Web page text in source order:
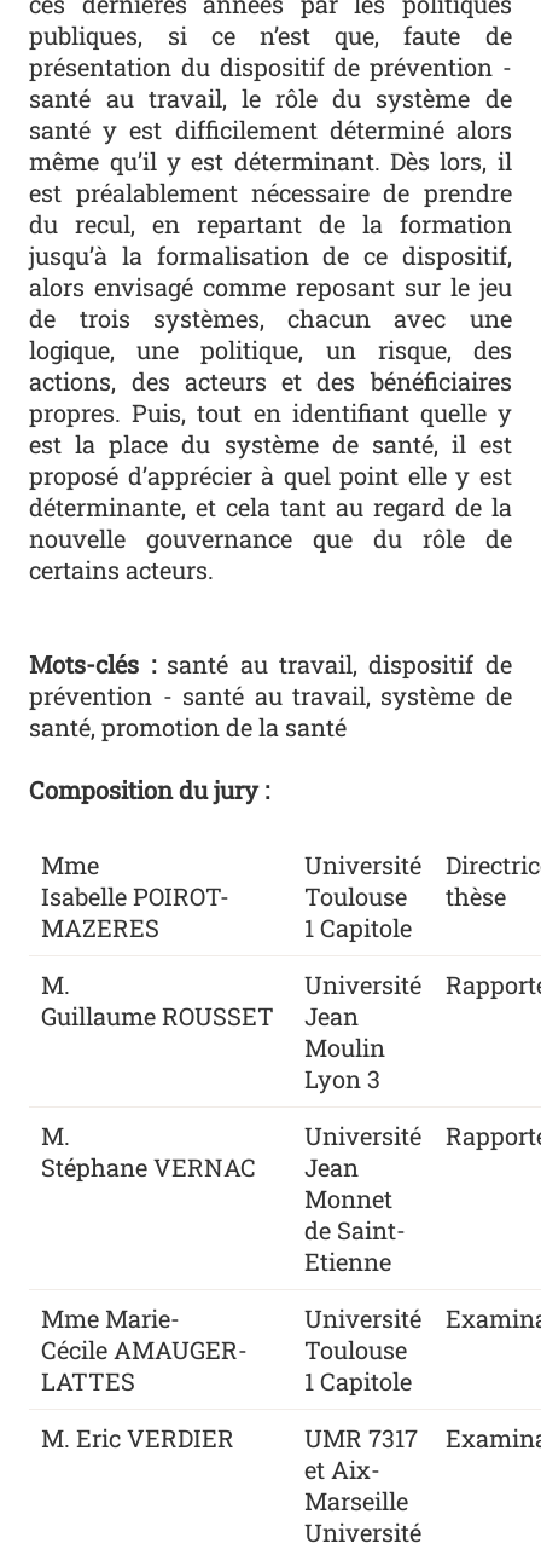
publiques, si ce n’est que, faute de
présentation du dispositif de prévention -
santé au travail, le rôle du système de
santé y est difficilement déterminé alors
même qu’il y est déterminant. Dès lors, il
est préalablement nécessaire de prendre
du recul, en repartant de la formation
jusqu’à la formalisation de ce dispositif,
alors envisagé comme reposant sur le jeu
de trois systèmes, chacun avec une
logique, une politique, un risque, des
actions, des acteurs et des bénéficiaires
propres. Puis, tout en identifiant quelle y
est la place du système de santé, il est
proposé d’apprécier à quel point elle y est
déterminante, et cela tant au regard de la
nouvelle gouvernance que du rôle de
certains acteurs.
Mots-clés : santé au travail, dispositif de
prévention - santé au travail, système de
santé, promotion de la santé
Composition du jury :
Mme
IsabellePOIROT-
MAZERES
Université
Toulouse
1 Capitole
thèse
M.
GuillaumeROUSSET
Université
Jean
Moulin
Lyon 3
M.
StéphaneVERNAC
Université
Jean
Monnet
de Saint-
Etienne
Mme Marie-
Cécile AMAUGER-
LATTES
Université
Toulouse
1 Capitole
M. EricVERDIER
UMR 7317
et Aix-
Marseille
Université